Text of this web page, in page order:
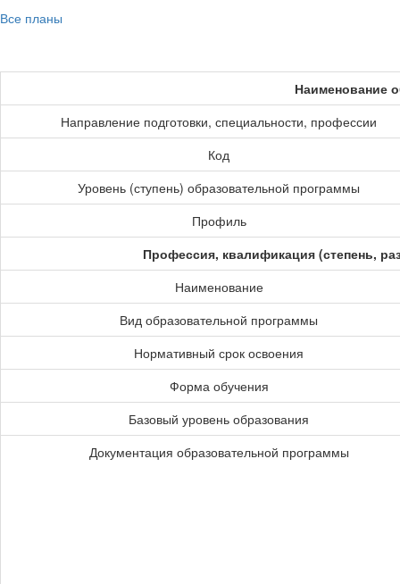
Все планы
Наименование
Направление подготовки, специальности, профессии
Код
Уровень (ступень) образовательной программы
Профиль
Профессия, квалификация (степень,
Наименование
Вид образовательной программы
Нормативный срок освоения
Форма обучения
Базовый уровень образования
Документация образовательной программы